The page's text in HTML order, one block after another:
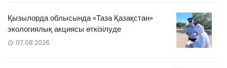
Қызылорда облысында «Таза Қазақстан»
экологиялық акциясы өткізілуде
07.08.2026